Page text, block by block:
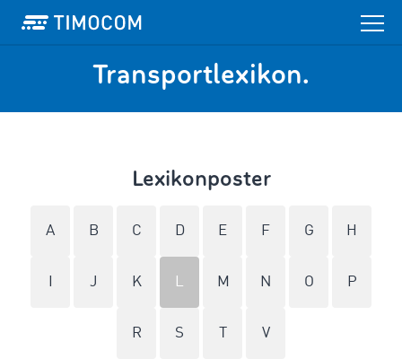
Transportlexikon.
Lexikonposter
A B C D E F G H
J K L M N O P
R S V